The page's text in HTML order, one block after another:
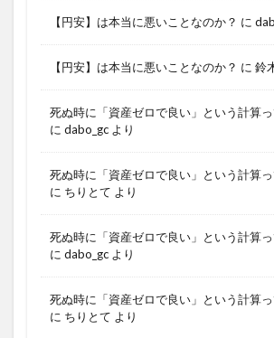
【円安】は本当に悪いことなのか？ に
【円安】は本当に悪いことなのか？ に 鈴
死ぬ時に「資産ゼロで良い」という計算
に dabo_gc より
死ぬ時に「資産ゼロで良い」という計算
に ちりとて より
死ぬ時に「資産ゼロで良い」という計算
に dabo_gc より
死ぬ時に「資産ゼロで良い」という計算
に ちりとて より